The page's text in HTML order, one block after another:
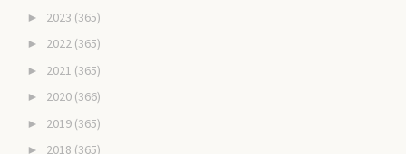
► 2023 (365)
► 2022 (365)
► 2021 (365)
► 2020 (366)
► 2019 (365)
► 2018 (365)